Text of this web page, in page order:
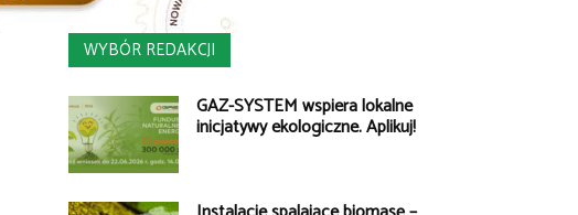
WYBÓR REDAKCJI
GAZ-SYSTEM wspiera lokalne
inicjatywy ekologiczne. Aplikuj!